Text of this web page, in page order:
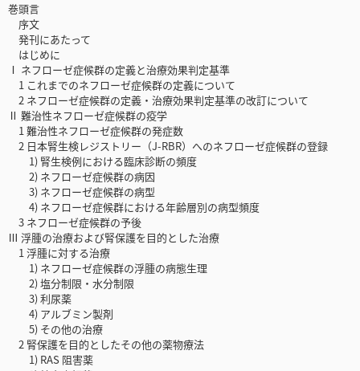
巻頭言
序文
発刊にあたって
はじめに
Ⅰ ネフローゼ症候群の定義と治療効果判定基準
1 これまでのネフローゼ症候群の定義について
2 ネフローゼ症候群の定義・治療効果判定基準の改訂について
Ⅱ 難治性ネフローゼ症候群の疫学
1 難治性ネフローゼ症候群の発症数
2 日本腎生検レジストリー（J-RBR）へのネフローゼ症候群の登録
1) 腎生検例における臨床診断の頻度
2) ネフローゼ症候群の病因
3) ネフローゼ症候群の病型
4) ネフローゼ症候群における年齢層別の病型頻度
3 ネフローゼ症候群の予後
Ⅲ 浮腫の治療および腎保護を目的とした治療
1 浮腫に対する治療
1) ネフローゼ症候群の浮腫の病態生理
2) 塩分制限・水分制限
3) 利尿薬
4) アルブミン製剤
5) その他の治療
2 腎保護を目的としたその他の薬物療法
1) RAS 阻害薬